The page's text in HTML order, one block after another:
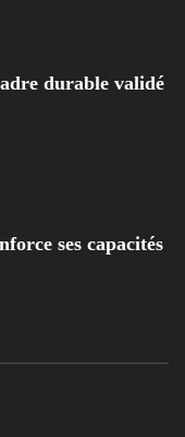
durable validé
ses capacités